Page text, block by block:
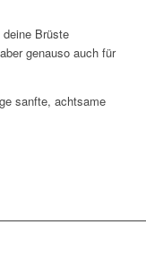
Brüste
genauso auch für
sanfte, achtsame